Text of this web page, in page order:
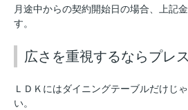
月途中からの契約開始日の場合、上記
す。
広さを重視するならプレ
ＬＤＫにはダイニングテーブルだけじ
い。